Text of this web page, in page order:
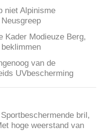
niet Alpinisme
Kader Modieuze Berg,
van de
UVbescherming
bril,
hoge weerstand van